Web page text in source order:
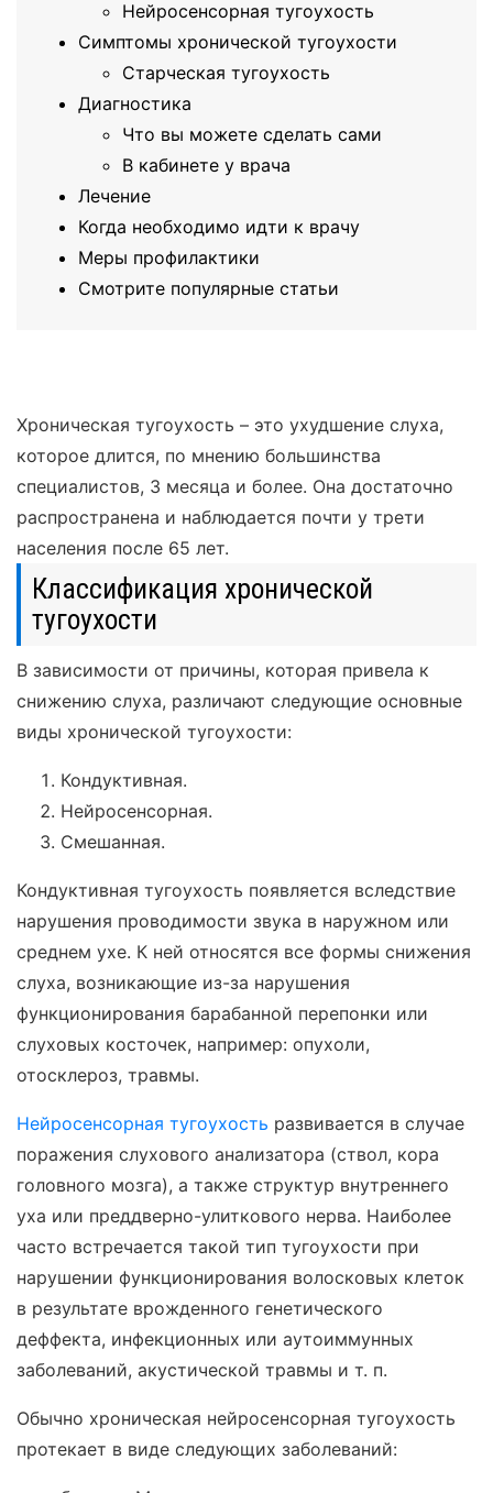
Нейросенсорная тугоухость
Симптомы хронической тугоухости
Старческая тугоухость
Диагностика
Что вы можете сделать сами
В кабинете у врача
Лечение
Когда необходимо идти к врачу
Меры профилактики
Смотрите популярные статьи
Хроническая тугоухость – это ухудшение слуха,
которое длится, по мнению большинства
специалистов, 3 месяца и более. Она достаточно
распространена и наблюдается почти у трети
населения после 65 лет.
Классификация хронической
тугоухости
В зависимости от причины, которая привела к
снижению слуха, различают следующие основные
виды хронической тугоухости:
Кондуктивная.
Нейросенсорная.
Смешанная.
Кондуктивная тугоухость появляется вследствие
нарушения проводимости звука в наружном или
среднем ухе. К ней относятся все формы снижения
слуха, возникающие из-за нарушения
функционирования барабанной перепонки или
слуховых косточек, например: опухоли,
отосклероз, травмы.
Нейросенсорная тугоухость развивается в случае
поражения слухового анализатора (ствол, кора
головного мозга), а также структур внутреннего
уха или преддверно-улиткового нерва. Наиболее
часто встречается такой тип тугоухости при
нарушении функционирования волосковых клеток
в результате врожденного генетического
деффекта, инфекционных или аутоиммунных
заболеваний, акустической травмы и т. п.
Обычно хроническая нейросенсорная тугоухость
протекает в виде следующих заболеваний: